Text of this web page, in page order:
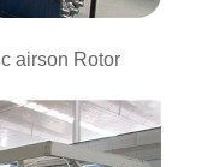
airson Rotor